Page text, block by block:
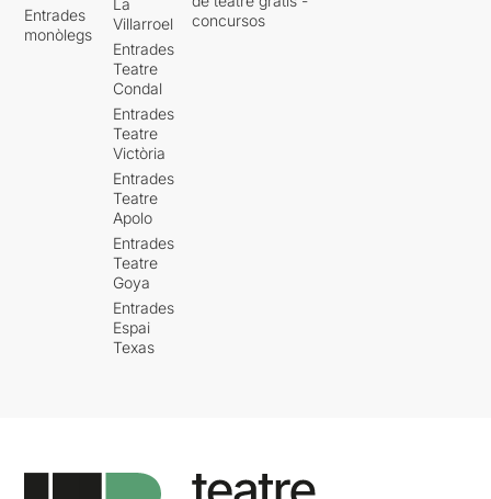
Entrades
monòlegs
Villarroel
Entrades
Teatre
Condal
Entrades
Teatre
Victòria
Entrades
Teatre
Apolo
Entrades
Teatre
Goya
Entrades
Espai
Texas
concursos